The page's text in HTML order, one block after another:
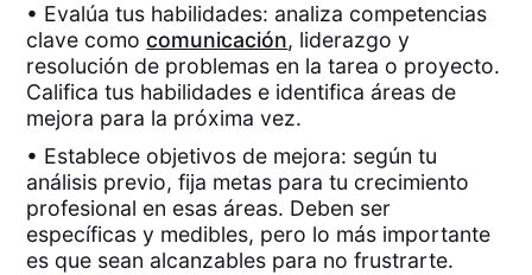
• Evalúa tus habilidades: analiza competencias
clave comocomunicación, liderazgo y
resolución de problemas en la tarea o proyecto.
Califica tus habilidades e identifica áreas de
mejora para la próxima vez.
• Establece objetivos de mejora: según tu
análisis previo, fija metas para tu crecimiento
profesional en esas áreas. Deben ser
específicas y medibles, pero lo más importante
es que sean alcanzables para no frustrarte.